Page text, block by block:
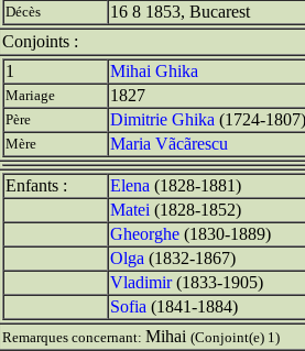
Décès
16 8 1853, Bucarest
Conjoints :
1
Mihai Ghika
Mariage 1827
Père Dimitrie Ghika (1724-1807)
Mère Maria Vãcãrescu
Enfants : Elena (1828-1881)
Matei (1828-1852)
Gheorghe (1830-1889)
Olga (1832-1867)
Vladimir(1833-1905)
Sofia (1841-1884)
Remarques concernant: Mihai (Conjoint(e) 1)